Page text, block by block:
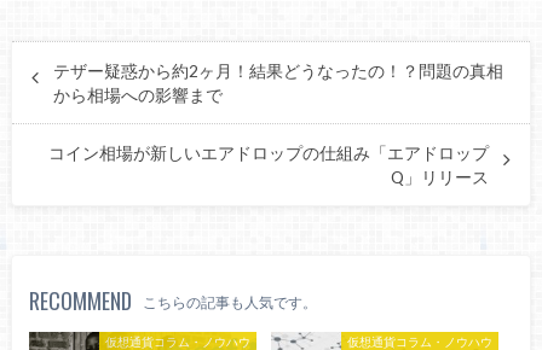
テザー疑惑から約2ヶ月！結果どうなったの！？問題の真相
から相場への影響まで
コイン相場が新しいエアドロップの仕組み「エアドロップ
Q」リリース
RECOMMEND こちらの記事も人気です。
仮想通貨コラム・ノウハウ 仮想通貨コラム・ノウハウ